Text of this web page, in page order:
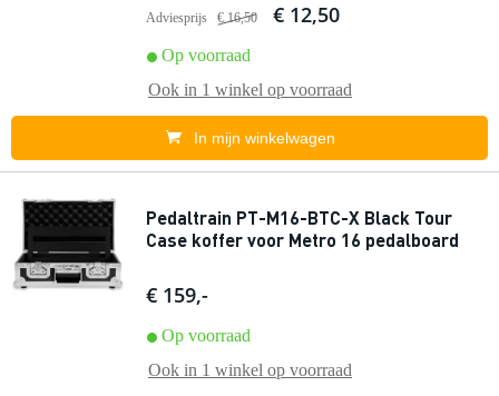
Adviesprijs € 16,50 € 12,50
Op voorraad
Ook in 1 winkel op voorraad
In mijn winkelwagen
Pedaltrain PT-M16-BTC-X Black Tour
Case koffer voor Metro 16 pedalboard
€ 159,-
Op voorraad
Ook in 1 winkel op voorraad